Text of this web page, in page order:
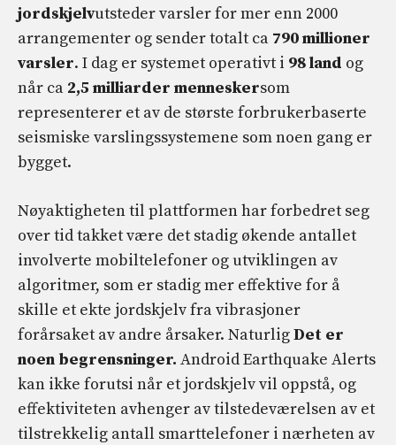
jordskjelvutsteder varsler for mer enn 2000
arrangementer og sender totalt ca 790 millioner
varsler. I dag er systemet operativt i 98 land og
når ca 2,5 milliarder menneskersom
representerer et av de største forbrukerbaserte
seismiske varslingssystemene som noen gang er
bygget.
Nøyaktigheten til plattformen har forbedret seg
over tid takket være det stadig økende antallet
involverte mobiltelefoner og utviklingen av
algoritmer, som er stadig mer effektive for å
skille et ekte jordskjelv fra vibrasjoner
forårsaket av andre årsaker. NaturligDet er
noen begrensninger. Android Earthquake Alerts
kan ikke forutsi når et jordskjelv vil oppstå, og
effektiviteten avhenger av tilstedeværelsen av et
tilstrekkelig antall smarttelefoner i nærheten av